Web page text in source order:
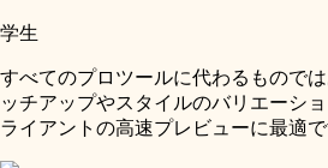
学生
すべてのプロツールに代わるもので
ッチアップやスタイルのバリエーシ
ライアントの高速プレビューに最適で